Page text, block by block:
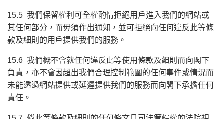
15.5 我們保留權利可全權酌情拒絕用戶進入我們的網站或
其任何部分，而毋須作出通知，並可拒絕向任何違反此等條
款及細則的用戶提供我們的服務。
15.6 我們概不會就任何違反此等使用條款及細則而向閣下
負責，亦不會因超出我們合理控制範圍的任何事件或情況而
未能透過網站提供或延遲提供我們的服務而向閣下承擔任何
責任。